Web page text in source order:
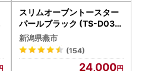
スリムオーブントースター
パールブラック (TS-D037
PB)
新潟県燕市
(154)
24,000